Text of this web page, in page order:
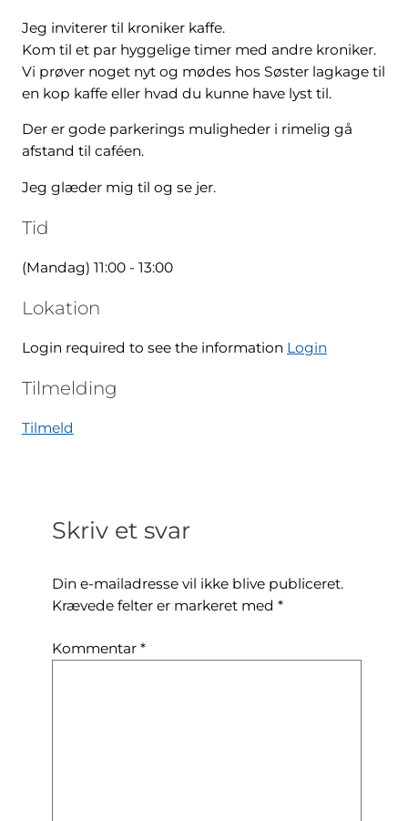
Jeg inviterer til kroniker kaffe.
Kom til et par hyggelige timer med andre kroniker.
Vi prøver noget nyt og mødes hos Søster lagkage til
en kop kaffe eller hvad du kunne have lyst til.
Der er gode parkerings muligheder i rimelig gå
afstand til caféen.
Jeg glæder mig til og se jer.
Tid
(Mandag) 11:00 - 13:00
Lokation
Login required to see the information Login
Tilmelding
Tilmeld
Skriv et svar
Din e-mailadresse vil ikke blive publiceret.
Krævede felter er markeret med*
Kommentar*